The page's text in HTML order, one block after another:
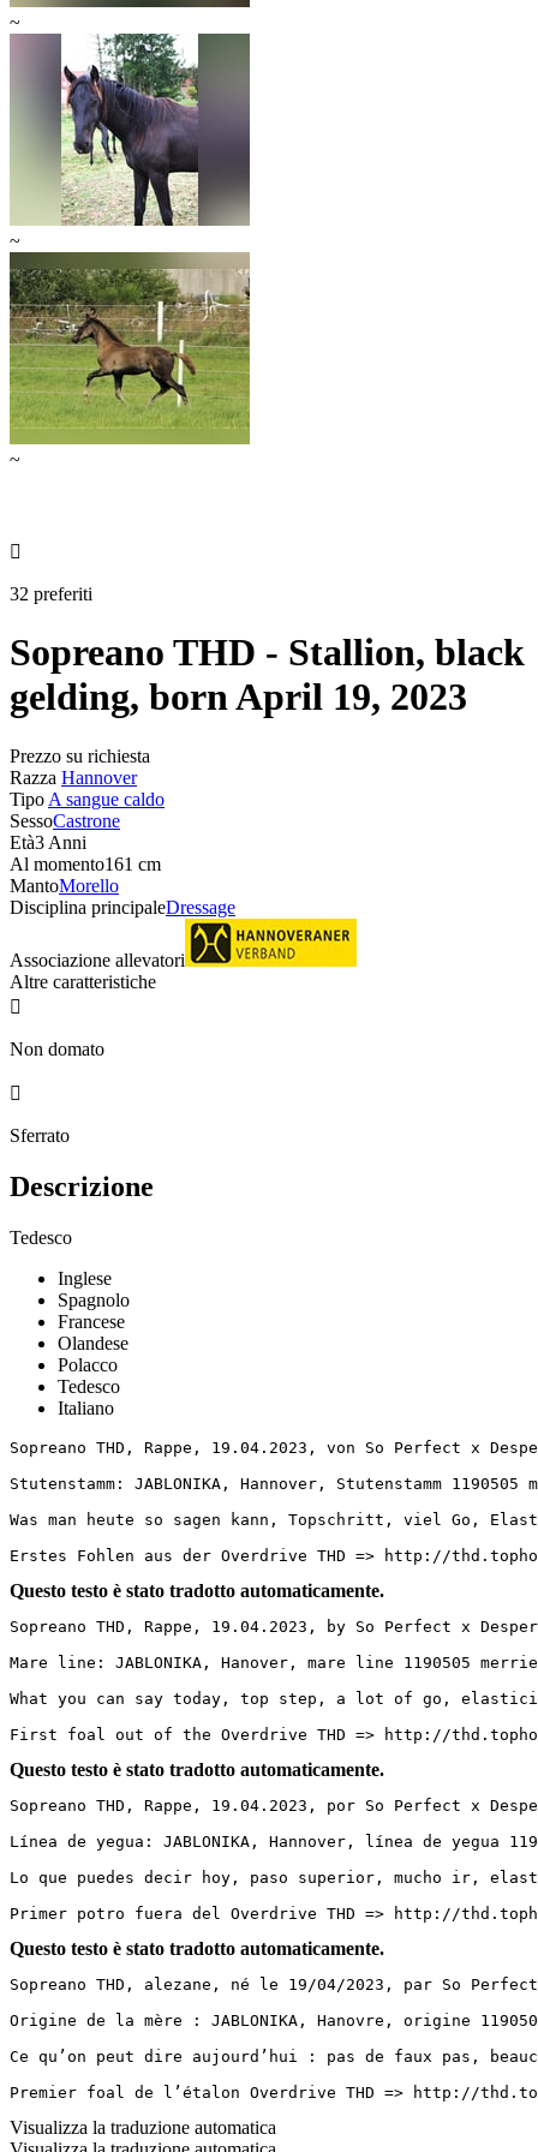
~
~
~

32 preferiti
Sopreano THD - Stallion, black
gelding, born April 19, 2023
Prezzo su richiesta
Razza Hannover
Tipo A sangue caldo
SessoCastrone
Età3 Anni
Al momento161 cm
MantoMorello
Disciplina principaleDressage
Associazione allevatori
Altre caratteristiche

Non domato

Sferrato
Descrizione
Tedesco
Inglese
Spagnolo
Francese
Olandese
Polacco
Tedesco
Italiano
Sopreano THD, Rappe, 19.04.2023, von So Perfect x
Stutenstamm: JABLONIKA, Hannover, Stutenstamm
Was man heute so sagen kann, Topschritt, viel Go,
Erstes Fohlen aus der Overdrive THD => http://
Questo testo è stato tradotto automaticamente.
Sopreano THD, Rappe, 19.04.2023, by So Perfect x
Mare line: JABLONIKA, Hanover, mare line 1190505
What you can say today, top step, a lot of go,
First foal out of the Overdrive THD => http://
Questo testo è stato tradotto automaticamente.
Sopreano THD, Rappe, 19.04.2023, por So Perfect x
Línea de yegua: JABLONIKA, Hannover, línea de
Lo que puedes decir hoy, paso superior, mucho ir,
Primer potro fuera del Overdrive THD => http://
Questo testo è stato tradotto automaticamente.
Sopreano THD, alezane, né le 19/04/2023, par So
Origine de la mère : JABLONIKA, Hanovre, origine
Ce qu’on peut dire aujourd’hui : pas de faux pas,
Premier foal de l’étalon Overdrive THD => http://
Visualizza la traduzione automatica